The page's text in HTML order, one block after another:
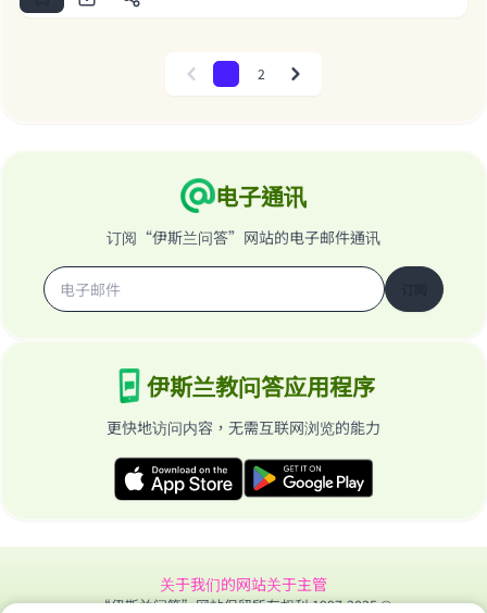
Previous 2 Next
电子通讯
订阅“伊斯兰问答”网站的电子邮件通讯
伊斯兰教问答应用程序
更快地访问内容，无需互联网浏览的能力
关于我们的网站关于主管
“伊斯兰问答”网站保留所有权利 1997-2025 ©